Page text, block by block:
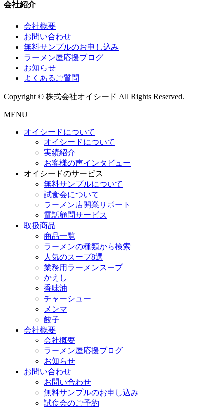
会社紹介
会社概要
お問い合わせ
無料サンプルのお申し込み
ラーメン屋応援ブログ
お知らせ
よくあるご質問
Copyright © 株式会社オイシード All Rights Reserved.
MENU
オイシードについて
オイシードについて
実績紹介
お客様の声インタビュー
オイシードのサービス
無料サンプルについて
試食会について
ラーメン店開業サポート
電話顧問サービス
取扱商品
商品一覧
ラーメンの種類から検索
人気のスープ8選
業務用ラーメンスープ
かえし
香味油
チャーシュー
メンマ
餃子
会社概要
会社概要
ラーメン屋応援ブログ
お知らせ
お問い合わせ
お問い合わせ
無料サンプルのお申し込み
試食会のご予約